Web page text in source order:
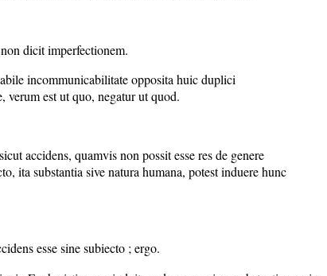
dicit imperfectionem.
incommunicabilitate opposita huic duplici
est ut quo, negatur ut quod.
accidens, quamvis non possit esse res de genere
ita substantia sive natura humana, potest induere hunc
esse sine subiecto ; ergo.